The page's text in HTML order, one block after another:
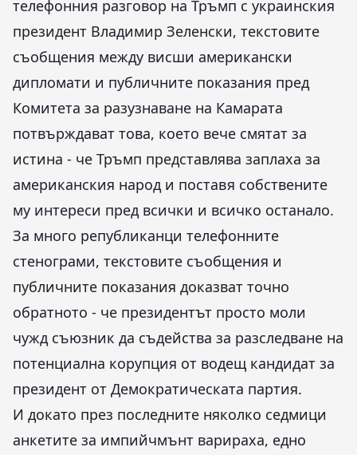
телефонния разговор на Тръмп с украинския
президент Владимир Зеленски, текстовите
съобщения между висши американски
дипломати и публичните показания пред
Комитета за разузнаване на Камарата
потвърждават това, което вече смятат за
истина - че Тръмп представлява заплаха за
американския народ и поставя собствените
му интереси пред всички и всичко останало.
За много републиканци телефонните
стенограми, текстовите съобщения и
публичните показания доказват точно
обратното - че президентът просто моли
чужд съюзник да съдейства за разследване на
потенциална корупция от водещ кандидат за
президент от Демократическата партия.
И докато през последните няколко седмици
анкетите за импийчмънт варираха, едно